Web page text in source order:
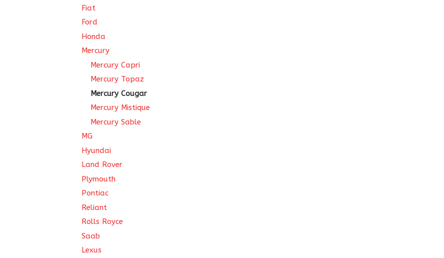
Fiat
Ford
Honda
Mercury
Mercury Capri
Mercury Topaz
Mercury Cougar
Mercury Mistique
Mercury Sable
MG
Hyundai
Land Rover
Plymouth
Pontiac
Reliant
Rolls Royce
Saab
Lexus